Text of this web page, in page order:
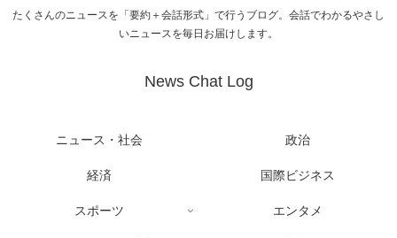
たくさんのニュースを「要約＋会話形式」で行うブログ。会話でわかるやさし
いニュースを毎日お届けします。
News Chat Log
ニュース・社会 政治
経済 国際ビジネス
スポーツ エンタメ